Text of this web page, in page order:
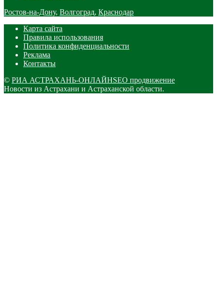
Ростов-на-Дону, Волгоград, Краснодар
Карта сайта
Правила использования
Политика конфиденциальности
Реклама
Контакты
© РИА АСТРАХАНЬ-ОНЛАЙНSEO продвижение
Новости из Астрахани и Астраханской области.